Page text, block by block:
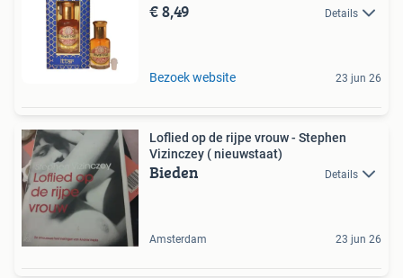
€ 8,49 Details
Bezoek website 23 jun 26
Loflied op de rijpe vrouw - Stephen
Vizinczey ( nieuwstaat)
Bieden Details
Amsterdam 23 jun 26